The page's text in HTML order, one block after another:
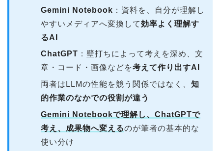
Gemini Notebook ：資料を、自分が理解し
やすいメディアへ変換して効率よく理解す
るAI
ChatGPT ：壁打ちによって考えを深め、文
章・コード・画像などを考えて作り出すAI
両者はLLMの性能を競う関係ではなく、 知
的作業のなかでの役割が違う
Gemini Notebookで理解し、ChatGPTで
考え、成果物へ変えるのが筆者の基本的な
使い分け